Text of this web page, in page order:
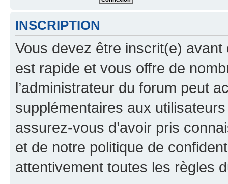
INSCRIPTION
Vous devez être inscrit(e) avant
est rapide et vous offre de
l’administrateur du forum peut
supplémentaires aux
assurez-vous d’avoir pris
et de notre politique de
attentivement toutes les règles